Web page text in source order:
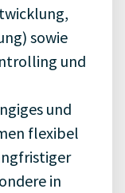
sowie
und
und
flexibel
in